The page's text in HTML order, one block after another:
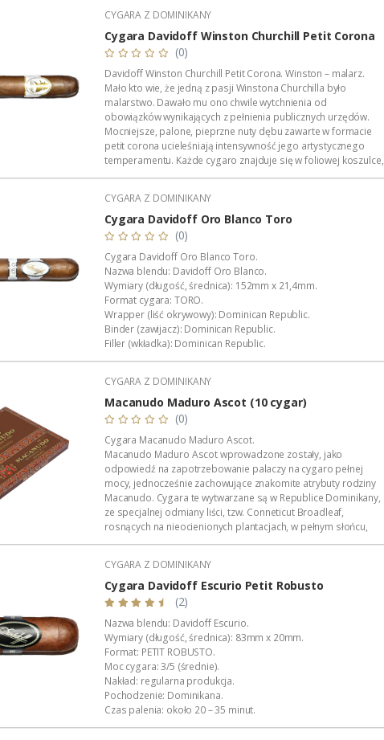
Wykonanie: całkowicie ręczne.
Kraj pochodzenia: Dominikana.
Manufaktura: De Los Reyes...
CYGARA Z DOMINIKANY
Cygara Davidoff Winston Churchill Petit Corona
(0)
Davidoff Winston Churchill Petit Corona. Winston – malarz.
Mało kto wie, że jedną z pasji Winstona Churchilla było
malarstwo. Dawało mu ono chwile wytchnienia od
obowiązków wynikających z pełnienia publicznych urzędów.
Mocniejsze, palone, pieprzne nuty dębu zawarte w formacie
petit corona ucieleśniają intensywność jego artystycznego
temperamentu. Każde cygaro znajduje się w foliowej koszulce,
a następnie w ozdobnym kartoniku mieszczącym pięć sztuki,...
CYGARA Z DOMINIKANY
Cygara Davidoff Oro Blanco Toro
(0)
Cygara Davidoff Oro Blanco Toro.
Nazwa blendu: Davidoff Oro Blanco.
Wymiary (długość, średnica): 152mm x 21,4mm.
Format cygara: TORO.
Wrapper (liść okrywowy): Dominican Republic.
Binder (zawijacz): Dominican Republic.
Filler (wkładka): Dominican Republic.
Moc: 3/5 (średnio-mocne).
Manufaktura: Davidoff (Dominikana).
Produkcja: limitowana (ograniczona).
Dystrybucja w Polsce: Akan Tobacco.
CYGARA Z DOMINIKANY
Macanudo Maduro Ascot (10 cygar)
(0)
Cygara Macanudo Maduro Ascot.
Macanudo Maduro Ascot wprowadzone zostały, jako
odpowiedź na zapotrzebowanie palaczy na cygaro pełnej
mocy, jednocześnie zachowujące znakomite atrybuty rodziny
Macanudo. Cygara te wytwarzane są w Republice Dominikany,
ze specjalnej odmiany liści, tzw. Conneticut Broadleaf,
rosnących na nieocienionych plantacjach, w pełnym słońcu,
stąd ich ciemny, prawie czarny kolor. Specjalny sposób
CYGARA Z DOMINIKANY
Cygara Davidoff Escurio Petit Robusto
(2)
Nazwa blendu: Davidoff Escurio.
Wymiary (długość, średnica): 83mm x 20mm.
Format: PETIT ROBUSTO.
Moc cygara: 3/5 (średnie).
Nakład: regularna produkcja.
Pochodzenie: Dominikana.
Czas palenia: około 20 – 35 minut.
Wykonanie: całkowicie ręczne.